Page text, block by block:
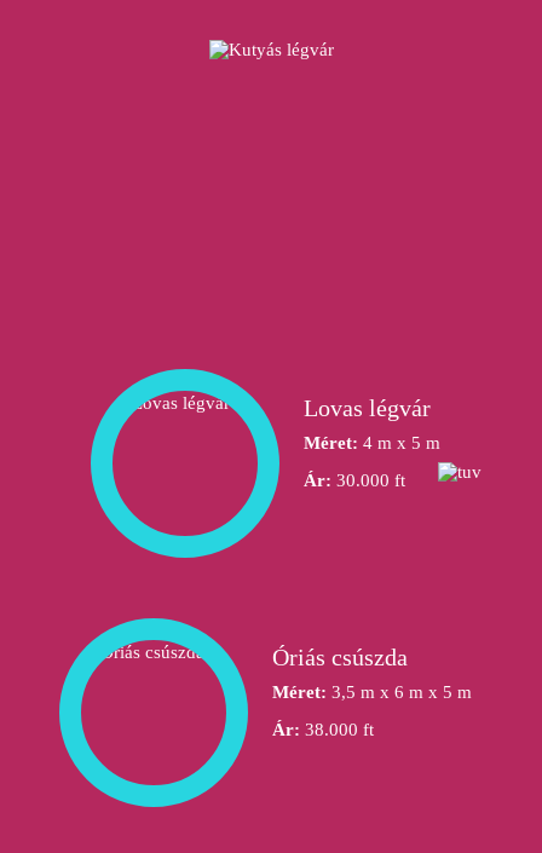
Lovas légvár
Méret: 4 m x 5 m
Ár: 30.000 ft
Óriás csúszda
Méret: 3,5 m x 6 m x 5 m
Ár: 38.000 ft